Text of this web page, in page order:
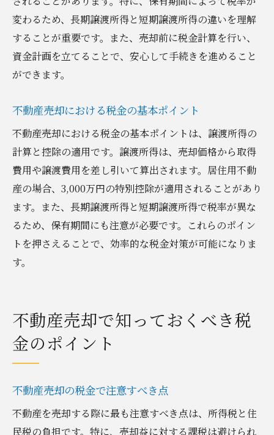
不動産売却での分かりやすい税金計算
不動産売却の税金計算を簡単にするコツ
不動産売却に役立つ税金計算の簡略化
税金計算を容易にする不動産売却の方法
税金計算を正確にするための不動産売却の
不動産売却時の税金計算の失敗を防ぐ
不動産売却の際に税金を正確に計算する方
法
不動産売却で税金計算を成功させるポイン
変わるため、長期譲渡所得と短期譲渡所得の違いを理解
することが重要です。また、売却前に税金計算を行い、
資金計画を立てることで、安心して手続きを進めること
ができます。
不動産売却における税金の基本ポイント
不動産売却における税金の基本ポイントは、譲渡所得の
計算と控除の適用です。譲渡所得は、売却価格から取得
費用や譲渡費用を差し引いて算出されます。居住用不動
産の場合、3,000万円の特別控除が適用されることがあり
ます。また、長期譲渡所得と短期譲渡所得で税率が異な
るため、保有期間にも注意が必要です。これらのポイン
トを押さえることで、効率的な税金対策が可能になりま
す。
不動産売却で知っておくべき税
金のポイント
不動産売却の税金で注意すべき点
不動産を売却する際に最も注意すべき点は、所得税と住
民税の負担です。特に、売却益に対する課税は避けられ